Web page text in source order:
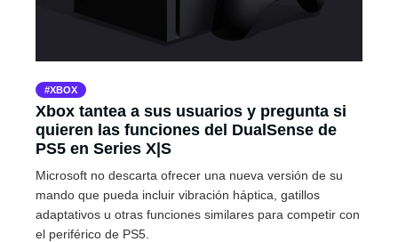
XBOX
Xbox tantea a sus usuarios y pregunta si
quieren las funciones del DualSense de
PS5 en Series X|S
Microsoft no descarta ofrecer una nueva versión de su
mando que pueda incluir vibración háptica, gatillos
adaptativos u otras funciones similares para competir con
el periférico de PS5.